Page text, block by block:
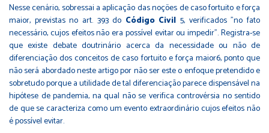
Nesse cenário, sobressai a aplicação das noções de caso fortuito e força
maior, previstas no art. 393 do Código Civil 5, verificados "no fato
necessário, cujos efeitos não era possível evitar ou impedir". Registra-se
que existe debate doutrinário acerca da necessidade ou não de
diferenciação dos conceitos de caso fortuito e força maior6, ponto que
não será abordado neste artigo por não ser este o enfoque pretendido e
sobretudo porque a utilidade de tal diferenciação parece dispensável na
hipótese de pandemia, na qual não se verifica controvérsia no sentido
de que se caracteriza como um evento extraordinário cujos efeitos não
é possível evitar.